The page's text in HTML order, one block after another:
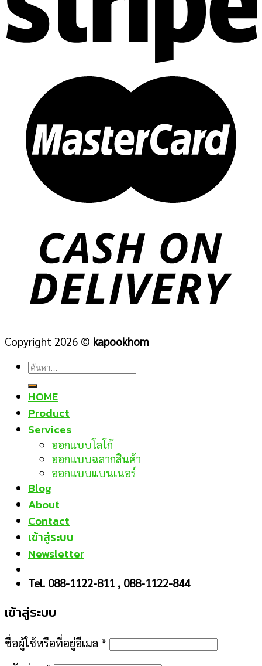
Copyright 2026 © kapookhom
ค้นหา:
HOME
Product
Services
ออกแบบโลโก้
ออกแบบฉลากสินค้า
ออกแบบแบนเนอร์
Blog
About
Contact
เข้าสู่ระบบ
Newsletter
Tel. 088-1122-811 , 088-1122-844
เข้าสู่ระบบ
ชื่อผู้ใช้หรือที่อยู่อีเมล *